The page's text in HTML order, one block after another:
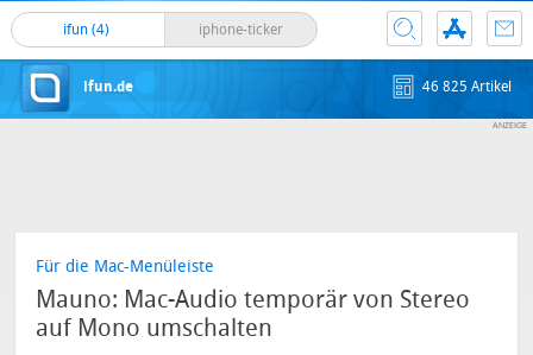
ifun (4) iphone-ticker
ifun.de 46 825 Artikel
Für die Mac-Menüleiste
Mauno: Mac-Audio temporär von Stereo
auf Mono umschalten